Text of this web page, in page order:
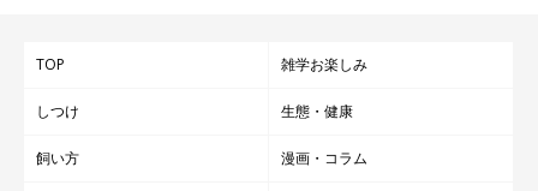
TOP 雑学お楽しみ
しつけ 生態・健康
飼い方 漫画・コラム